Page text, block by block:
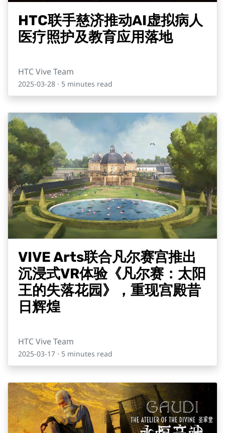
HTC联手慈济推动AI虚拟病人
医疗照护及教育应用落地
HTC Vive Team
2025-03-28 · 5 minutes read
VIVE Arts联合凡尔赛宫推出
沉浸式VR体验《凡尔赛：太阳
王的失落花园》，重现宫殿昔
日辉煌
HTC Vive Team
2025-03-17 · 5 minutes read